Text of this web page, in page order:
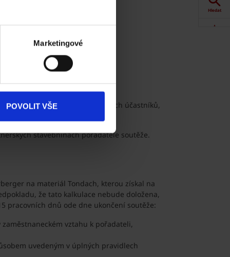
Marketingové
POVOLIT VŠE
200 m2);
je součástí projektu;
na základě losování ze všech účastníků,
stavebninách pořadatele soutěže.
na materiál Tondach, kterou získal na
že tato kalkulace nebude doložena,
pracovních dnů ode dne ukončení soutěže:
vztahu k pořadateli,
uvedeným v úplných pravidlech
Hledat